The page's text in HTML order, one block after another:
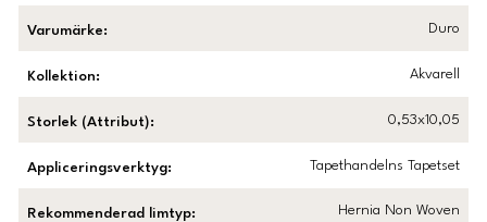
Varumärke: Duro
Kollektion: Akvarell
Storlek (Attribut): 0,53x10,05
Appliceringsverktyg: Tapethandelns Tapetset
Rekommenderad limtyp: Hernia Non Woven